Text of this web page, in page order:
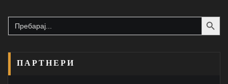
Search
for:
Search Button
ПАРТНЕРИ